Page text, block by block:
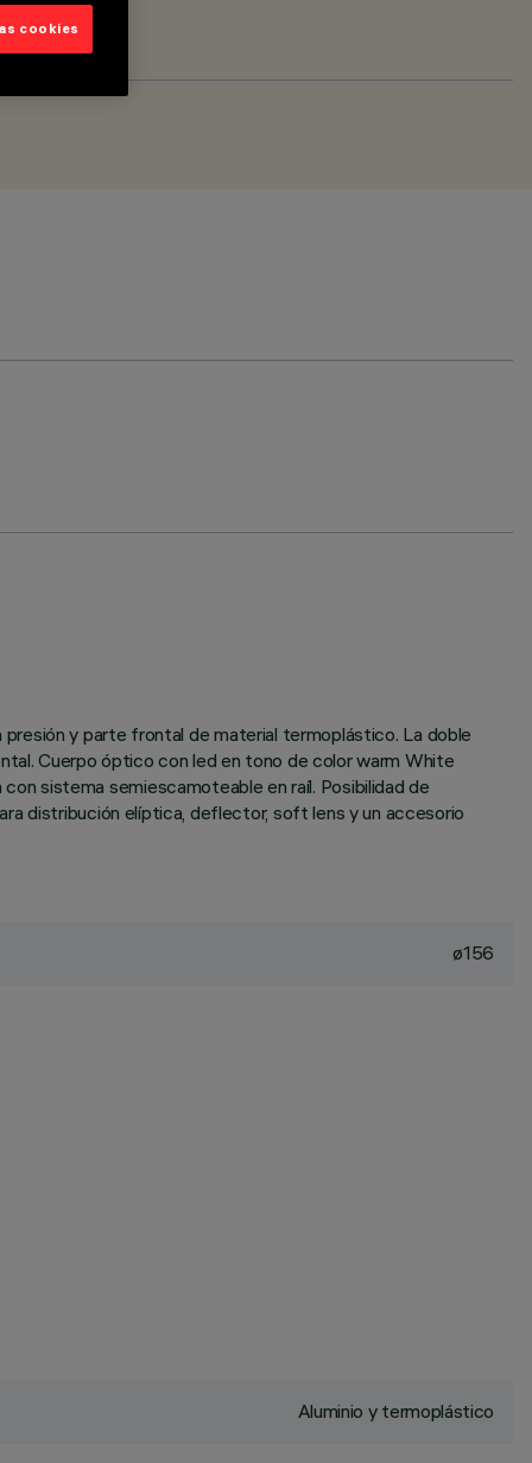
presión y parte frontal de material termoplástico. La doble
Cuerpo óptico con led en tono de color warm White
sistema semiescamoteable en raíl. Posibilidad de
distribución elíptica, deflector, soft lens y un accesorio
ø156
Aluminio y termoplástico
cookies